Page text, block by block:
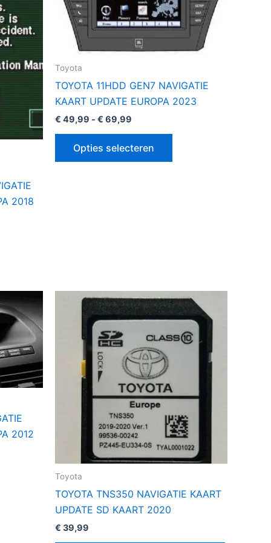
2018
Toyota
TOYOTA 11HDD GEN7 NAVIGATIE
KAART UPDATE EUROPA 2023
€ 49,99 - € 69,99
€ 69,99
Opties selecteren
heeft
meerdere
variaties.
Deze
kan
gekozen
op
productpagina
2012
Toyota
TOYOTA TNS350 NAVIGATIE KAART
UPDATE SD KAART 2020
€ 39,99